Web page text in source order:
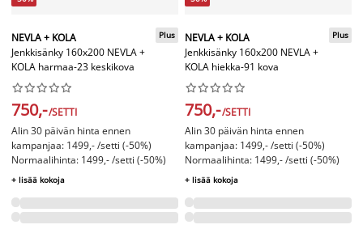
NEVLA + KOLA
Jenkkisänky 160x200 NEVLA +
KOLA harmaa-23 keskikova
Plus






750,-/SETTI
Alin 30 päivän hinta ennen
kampanjaa: 1499,- /setti (-50%)
Normaalihinta: 1499,- /setti (-50%)
+ lisää kokoja
NEVLA + KOLA
Jenkkisänky 160x200 NEVLA +
KOLA hiekka-91 kova
Plus






750,-/SETTI
Alin 30 päivän hinta ennen
kampanjaa: 1499,- /setti (-50%)
Normaalihinta: 1499,- /setti (-50%)
+ lisää kokoja